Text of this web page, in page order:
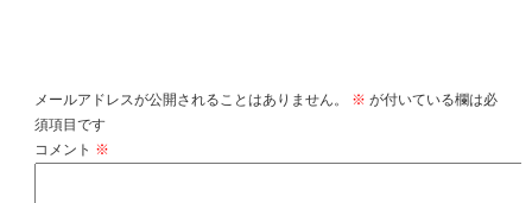
メールアドレスが公開されることはありません。 ※ が付いている欄は必
須項目です
コメント ※